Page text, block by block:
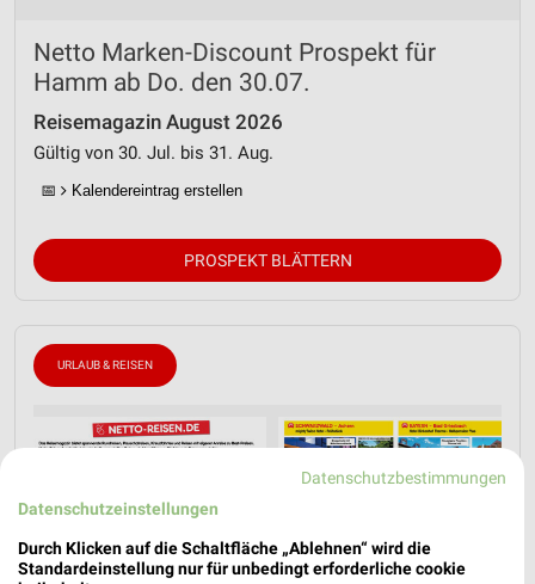
Netto Marken-Discount Prospekt für
Hamm ab Do. den 30.07.
Reisemagazin August 2026
Gültig von 30. Jul. bis 31. Aug.
📅 Kalendereintrag erstellen
PROSPEKT BLÄTTERN
URLAUB & REISEN
Datenschutzbestimmungen
Datenschutzeinstellungen
Durch Klicken auf die Schaltfläche „Ablehnen“ wird die
Standardeinstellung nur für unbedingt erforderliche cookie